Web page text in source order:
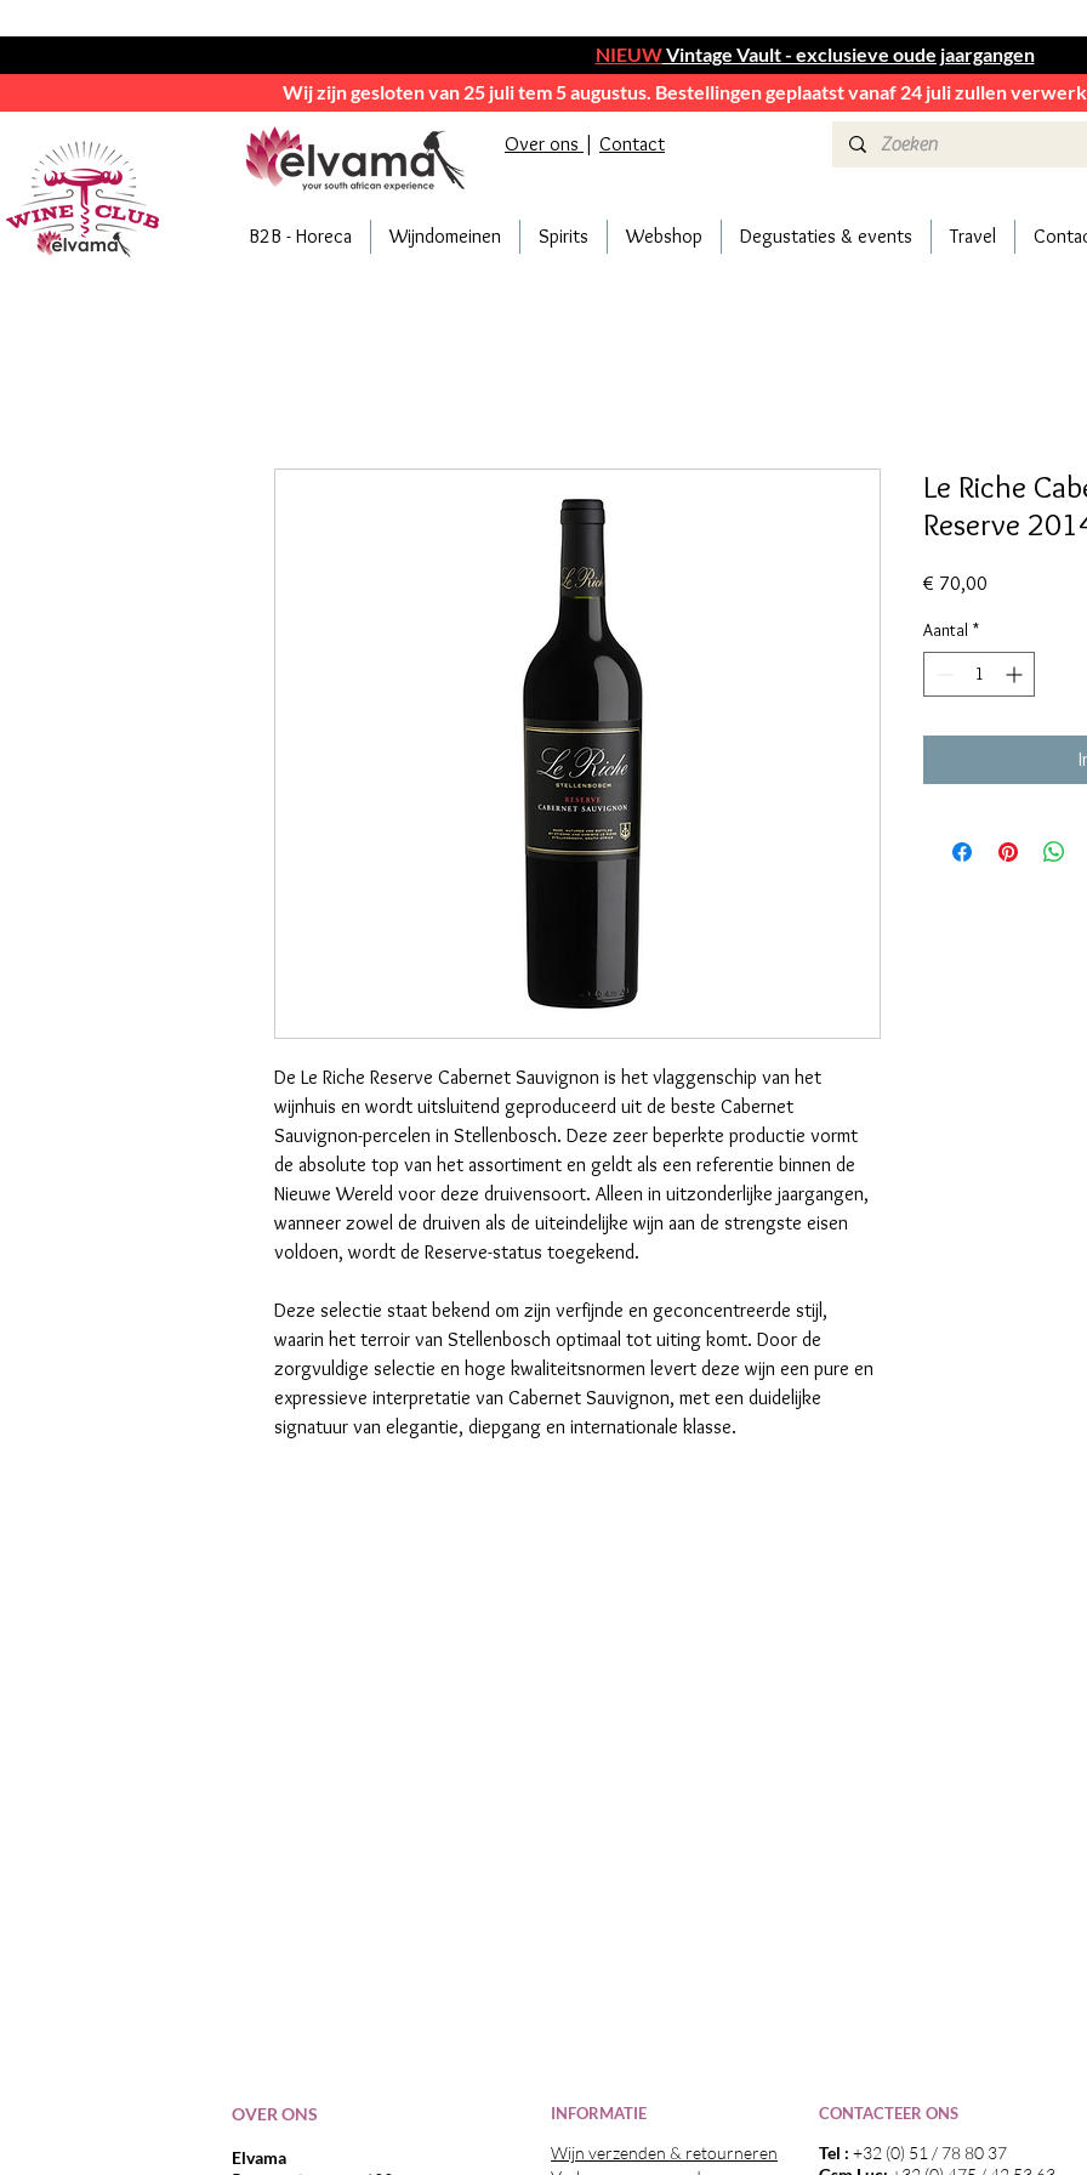
NIEUWVintage Vault - exclusieve oude jaargangen
Wij zijn gesloten van 25 juli tem 5 augustus. Bestellingen geplaatst vanaf 24 juli zullen
Over ons | Contact
B2B - Horeca Wijndomeinen Spirits Webshop Degustaties & events Travel
De Le Riche Reserve Cabernet Sauvignon is het vlaggenschip van het
wijnhuis en wordt uitsluitend geproduceerd uit de beste Cabernet
Sauvignon-percelen in Stellenbosch. Deze zeer beperkte productie vormt
de absolute top van het assortiment en geldt als een referentie binnen de
Nieuwe Wereld voor deze druivensoort. Alleen in uitzonderlijke jaargangen,
wanneer zowel de druiven als de uiteindelijke wijn aan de strengste eisen
voldoen, wordt de Reserve-status toegekend.
Deze selectie staat bekend om zijn verfijnde en geconcentreerde stijl,
waarin het terroir van Stellenbosch optimaal tot uiting komt. Door de
zorgvuldige selectie en hoge kwaliteitsnormen levert deze wijn een pure en
expressieve interpretatie van Cabernet Sauvignon, met een duidelijke
signatuur van elegantie, diepgang en internationale klasse.
Le Riche
Reserve
€ 70,00
Aantal *
OVER ONS
Elvama
INFORMATIE
Wijn verzenden & retourneren
CONTACTEER ONS
Tel : +32 (0) 51 / 78 80 37